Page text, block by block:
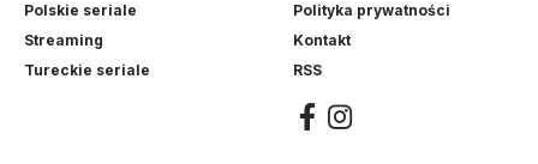
Polskie seriale
Streaming
Tureckie seriale
Polityka prywatności
Kontakt
RSS